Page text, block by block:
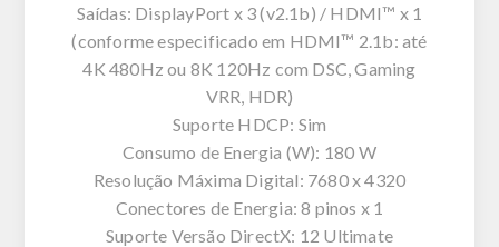
Saídas: DisplayPort x 3 (v2.1b) / HDMI™ x 1
(conforme especificado em HDMI™ 2.1b: até
4K 480Hz ou 8K 120Hz com DSC, Gaming
VRR, HDR)
Suporte HDCP: Sim
Consumo de Energia (W): 180 W
Resolução Máxima Digital: 7680 x 4320
Conectores de Energia: 8 pinos x 1
Suporte Versão DirectX: 12 Ultimate